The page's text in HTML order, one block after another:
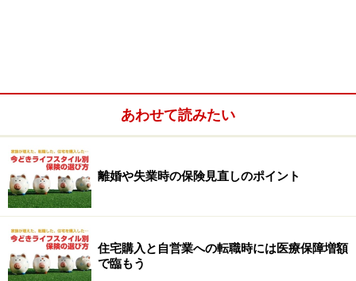
メットライフ アリコ「スーパー割引定期保険」では、死亡
保険金2000万円で、35歳女性なら2980円
■転機6：離婚
妻の死亡保障にプラス1000万円～2000万円を上乗せ
あわせて読みたい
離婚や失業時の保険見直しのポイント
住宅購入と自営業への転職時には医療保障増額
で臨もう